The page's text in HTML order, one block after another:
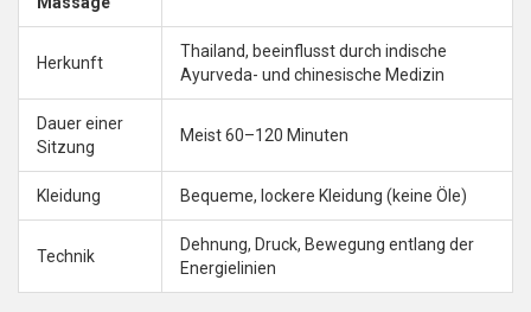
Herkunft
Thailand, beeinflusst durch indische
Ayurveda- und chinesische Medizin
Dauer einer
Sitzung
Meist 60–120 Minuten
Kleidung Bequeme, lockere Kleidung (keine Öle)
Technik
Dehnung, Druck, Bewegung entlang der
Energielinien